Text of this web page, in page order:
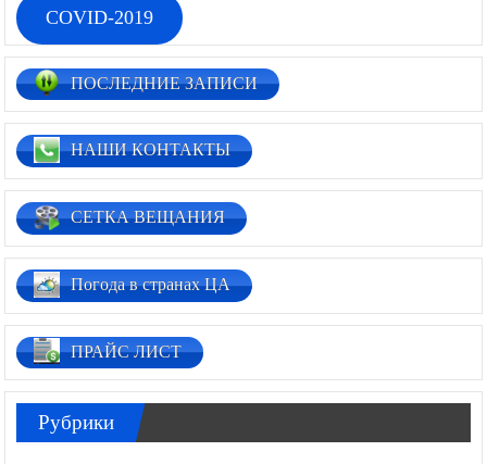
COVID-2019
ПОСЛЕДНИЕ ЗАПИСИ
НАШИ КОНТАКТЫ
СЕТКА ВЕЩАНИЯ
Погода в странах ЦА
ПРАЙС ЛИСТ
Рубрики